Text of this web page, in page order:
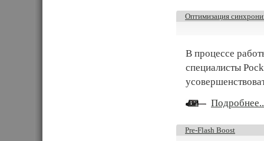
Оптимизация
В процессе
специалисты
Pre-Flash Boost